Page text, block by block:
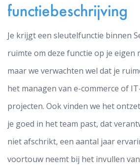
functiebeschrijving
Je krijgt een sleutelfunctie binnen
ruimte om deze functie op je eigen
maar we verwachten wel dat je
het managen van e-commerce of
projecten. Ook vinden we het
je goed in het team past, dat
niet afschrikt, een aantal jaar
voortouw neemt bij het invullen